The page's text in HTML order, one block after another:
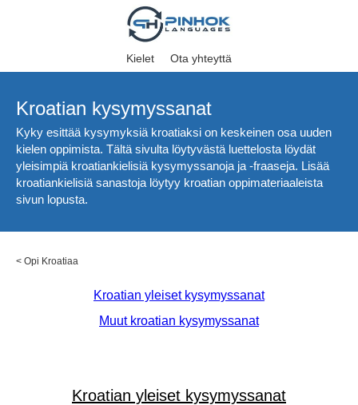
Kielet Ota yhteyttä
Kroatian kysymyssanat
Kyky esittää kysymyksiä kroatiaksi on keskeinen osa uuden
kielen oppimista. Tältä sivulta löytyvästä luettelosta löydät
yleisimpiä kroatiankielisiä kysymyssanoja ja -fraaseja. Lisää
kroatiankielisiä sanastoja löytyy kroatian oppimateriaaleista
sivun lopusta.
< Opi Kroatiaa
Kroatian yleiset kysymyssanat
Muut kroatian kysymyssanat
Kroatian yleiset kysymyssanat